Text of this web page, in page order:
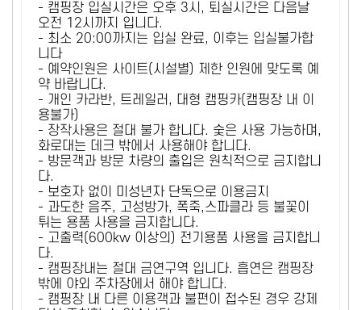
- 캠핑장 입실시간은 오후 3시, 퇴실시간은 다음날
오전 12시까지 입니다.
- 최소 20:00까지는 입실 완료, 이후는 입실불가합
니다
- 예약인원은 사이트(시설별) 제한 인원에 맞도록 예
약 바랍니다.
- 개인 카라반, 트레일러, 대형 캠핑카(캠핑장 내 이
용불가)
- 장작사용은 절대 불가 합니다. 숯은 사용 가능하며,
화로대는 데크 밖에서 사용해야 합니다.
- 방문객과 방문 차량의 출입은 원칙적으로 금지합니
다.
- 보호자 없이 미성년자 단독으로 이용금지
- 과도한 음주, 고성방가, 폭죽,스파클라 등 불꽃이
튀는 용품 사용을 금지합니다.
- 고출력(600kw 이상의) 전기용품 사용을 금지합니
다.
- 캠핑장내는 절대 금연구역 입니다. 흡연은 캠핑장
밖에 야외 주차장에서 해야 합니다.
- 캠핑장 내 다른 이용객과 불편이 접수된 경우 강제